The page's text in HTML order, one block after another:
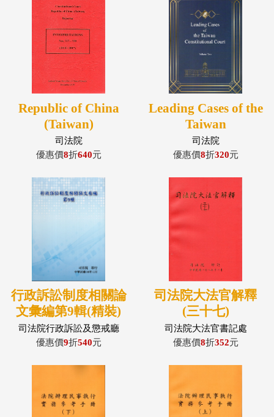
Republic of China
(Taiwan)
constitutional court
reporter
Nos.717-759 (2014-
2017)
司法院
優惠價8折640元
Leading Cases of the
Taiwan
Constitutional Court
Volume Two(精裝)
司法院
優惠價8折320元
行政訴訟制度相關論
文彙編第9輯(精裝)
司法院行政訴訟及懲戒廳
優惠價9折540元
司法院大法官解釋
(三十七)
司法院大法官書記處
優惠價8折352元